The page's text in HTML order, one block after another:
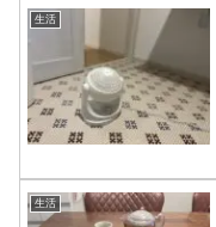
生活
生活